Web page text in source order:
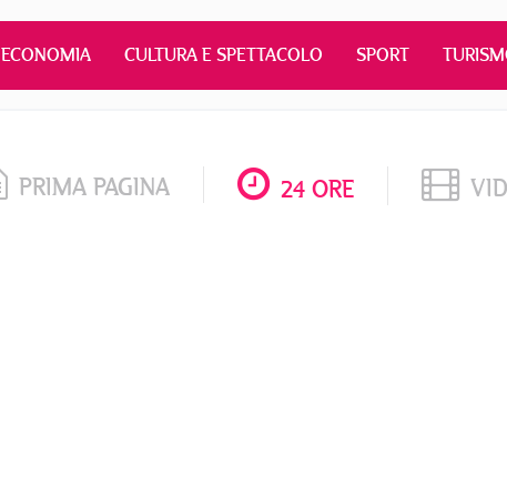
ECONOMIA CULTURA E SPETTACOLO SPORT
PRIMA PAGINA 24 ORE